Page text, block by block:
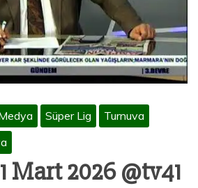
Süper Lig
Turnuva
Mart 2026 @tv41